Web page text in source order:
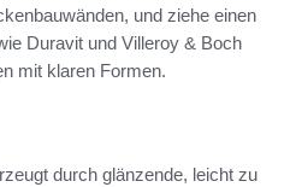
und ziehe einen
Duravit und Villeroy & Boch
mit klaren Formen.
durch glänzende, leicht zu